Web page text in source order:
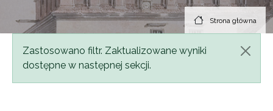
Strona główna
Komunikat
Zastosowano filtr. Zaktualizowane wyniki
dostępne w następnej sekcji.